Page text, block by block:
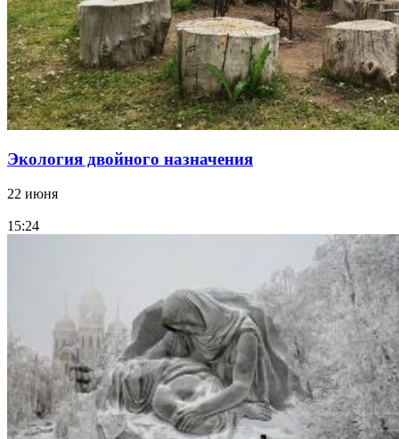
Экология двойного назначения
22 июня
15:24